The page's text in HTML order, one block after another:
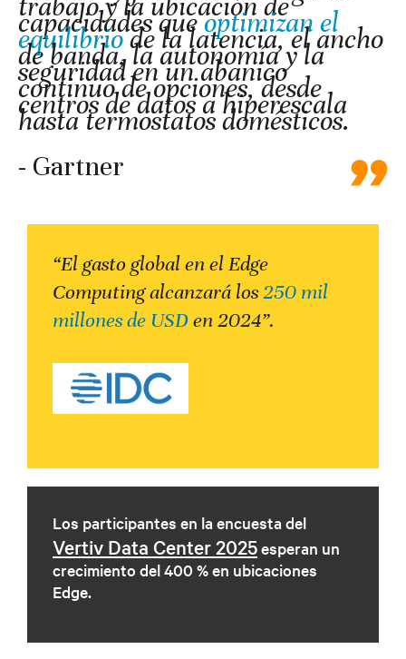
trabajo y la ubicación de
capacidades queoptimizan el
equilibriode la latencia, el ancho
de banda, la autonomía y la
seguridad en un abanico
continuo de opciones, desde
centros de datos a hiperescala
hasta termostatos domésticos.
- Gartner
“El gasto global en el Edge
Computing alcanzará los250 mil
millones de USD en 2024”.
Los participantes en la encuesta del
Vertiv Data Center 2025esperan un
crecimiento del 400 % en ubicaciones
Edge.